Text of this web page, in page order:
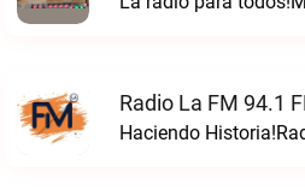
Radio La FM 94.1
Haciendo